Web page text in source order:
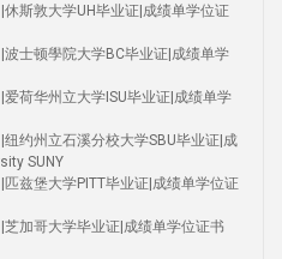
斯敦大学UH毕业证|成绩单学位证
士顿學院大学BC毕业证|成绩单学
荷华州立大学ISU毕业证|成绩单学
约州立石溪分校大学SBU毕业证|成
SUNY
兹堡大学PITT毕业证|成绩单学位证
加哥大学毕业证|成绩单学位证书